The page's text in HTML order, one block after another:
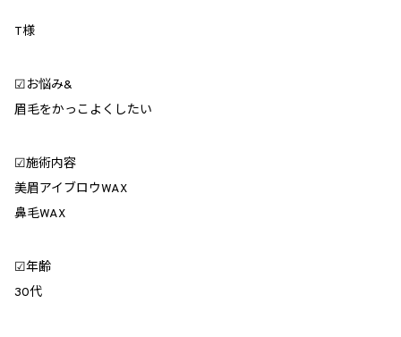
T様
☑︎お悩み&
眉毛をかっこよくしたい
︎︎︎︎︎︎☑︎施術内容
美眉アイブロウWAX
鼻毛WAX
☑︎年齢
30代